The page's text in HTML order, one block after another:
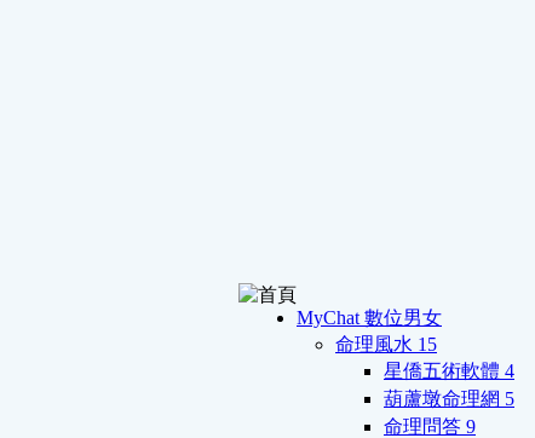
MyChat 數位男女
命理風水 15
星僑五術軟體 4
葫蘆墩命理網 5
命理問答 9